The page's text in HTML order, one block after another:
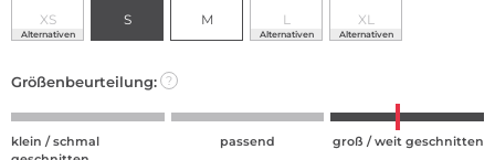
XS
Alternativen
S M L
Alternativen
XL
Alternativen
Größenbeurteilung: ?
klein / schmal
passend groß / weit geschnitten